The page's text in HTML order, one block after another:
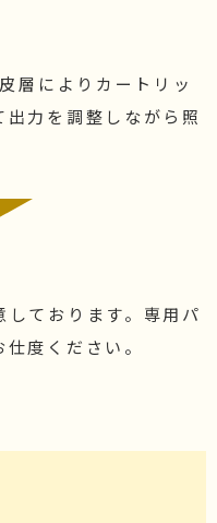
層によりカートリッ
力を調整しながら照
ております。専用パ
度ください。